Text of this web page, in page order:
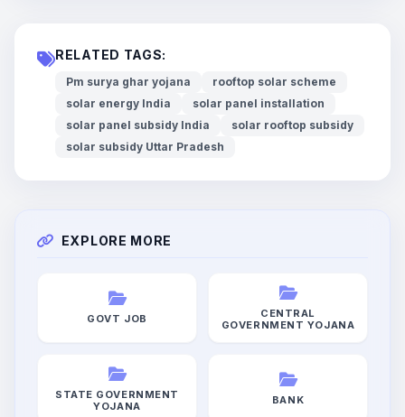
RELATED TAGS:
Pm surya ghar yojana
rooftop solar scheme
solar energy India
solar panel installation
solar panel subsidy India
solar rooftop subsidy
solar subsidy Uttar Pradesh
EXPLORE MORE
GOVT JOB
CENTRAL
GOVERNMENT YOJANA
STATE GOVERNMENT
YOJANA
BANK